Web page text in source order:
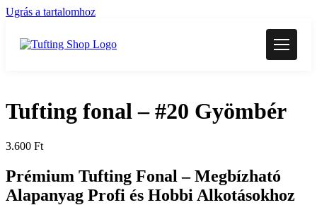
Ugrás a tartalomhoz
Tufting fonal – #20 Gyömbér
3.600 Ft
Prémium Tufting Fonal –Megbízható
Alapanyag Profi és Hobbi Alkotásokhoz